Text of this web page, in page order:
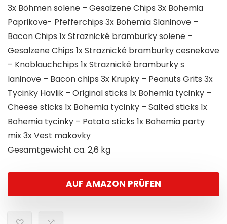
3x Böhmen solene – Gesalzene Chips 3x Bohemia
Paprikove- Pfefferchips 3x Bohemia Slaninove –
Bacon Chips 1x Straznické bramburky solene –
Gesalzene Chips 1x Straznické bramburky cesnekove
– Knoblauchchips 1x Straznické bramburky s
laninove – Bacon chips 3x Krupky – Peanuts Grits 3x
Tycinky Havlik – Original sticks 1x Bohemia tycinky –
Cheese sticks 1x Bohemia tycinky – Salted sticks 1x
Bohemia tycinky – Potato sticks 1x Bohemia party
mix 3x Vest makovky
Gesamtgewicht ca. 2,6 kg
AUF AMAZON PRÜFEN